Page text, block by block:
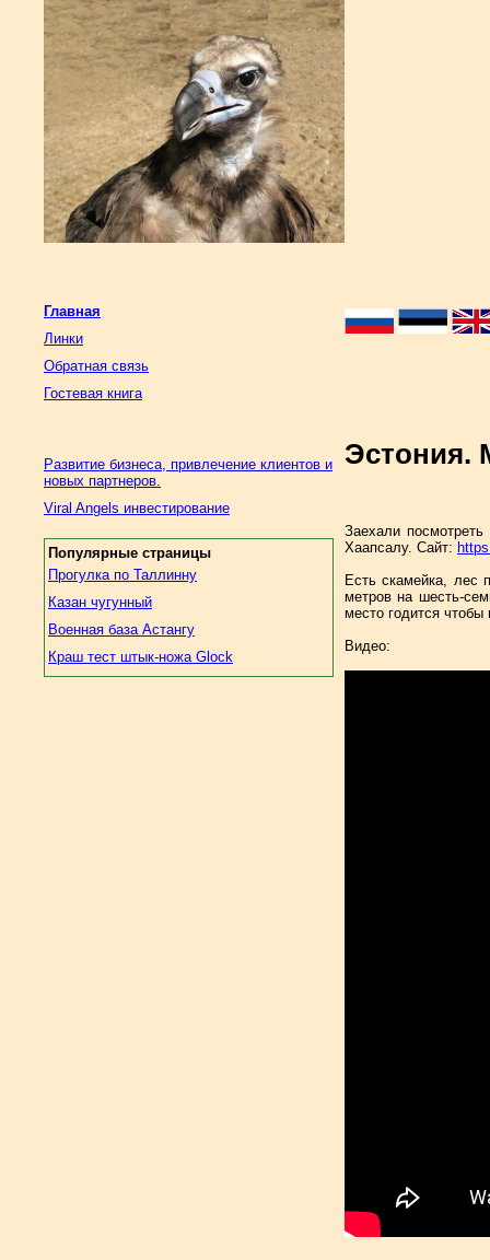
Главная
Линки
Обратная связь
Гостевая книга
Развитие бизнеса, привлечение клиентов и
новых партнеров.
Viral Angels инвестирование
Популярные страницы
Прогулка по Таллинну
Казан чугунный
Военная база Астангу
Краш тест штык-ножа Glock
Эстония.
Заехали
Хаапсалу. Сайт:
Есть скамейка, лес
метров на шесть-
место годится
Видео: